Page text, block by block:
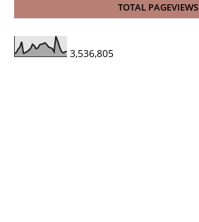
TOTAL PAGEVIEWS
3,536,805